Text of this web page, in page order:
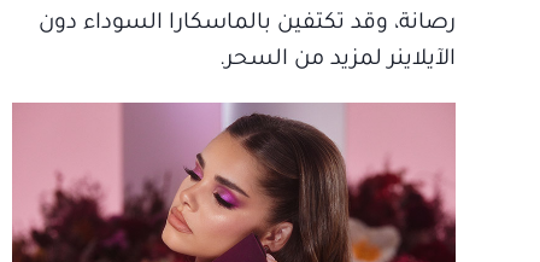
رصانة، وقد تكتفين بالماسكارا السوداء دون
الآيلاينر لمزيد من السحر.